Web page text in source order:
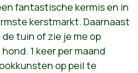
fantastische kermis en in
kerstmarkt. Daarnaast
de tuin of zie je me op
1 keer per maand
op peil te